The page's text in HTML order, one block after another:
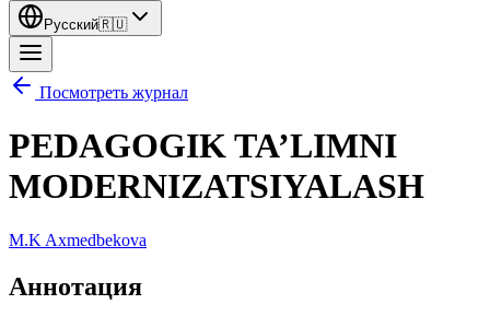
Русский🇷🇺
Посмотреть журнал
PEDAGOGIK TA’LIMNI
MODERNIZATSIYALASH
M.K Aхmedbekova
Аннотация